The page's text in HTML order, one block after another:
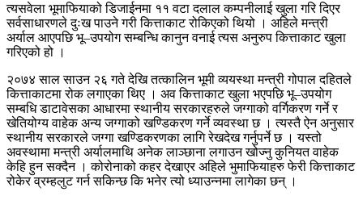
त्यसवेला भूमाफियाको डिजाईनमा ११ वटा दलाल कम्पनीलाई खुला गरि दिएर
सर्वसाधारणले दुःख पाउने गरी कित्ताकाट रोकिएको थियो । अहिले मन्त्री
अर्याल आएपछि भू–उपयोग सम्बन्धि कानुन वनाई त्यस अनुरुप कित्ताकाट खुला
गरिएको हो ।
२०७४ साल साउन २६ गते देखि तत्कालिन भूमी व्ययस्था मन्त्री गोपाल दहितले
कित्ताकाटमा रोक लगाएका थिए । अव कित्ताकाट खुला भएपछि भू–उपयोग
सम्बधि डाटावेसका आधारमा स्थानीय सरकारहरुले जग्गाको वर्गिकरण गर्ने र
खेतियोग्य वाहेक अन्य जग्गाको खण्डिकरण गर्ने व्यवस्था छ । त्यस्तै ऐन अनुसार
स्थानीय सरकारले जग्गा खण्डिकरणका लागि रेखदेख गर्नुपर्ने छ । यस्तो
अवस्थामा मन्त्री अर्यालमाथि अनेक लाञ्छाना लगाउन खोज्नु कुनियत वाहेक
केहि हुन सक्दैन । कोरोनाको कहर देखाएर अहिले भुमाफियाहरु फेरी कित्ताकाट
रोकेर व्रम्हलुट गर्न सकिन्छ कि भनेर त्यो ध्याउन्नमा लागेका छन् ।